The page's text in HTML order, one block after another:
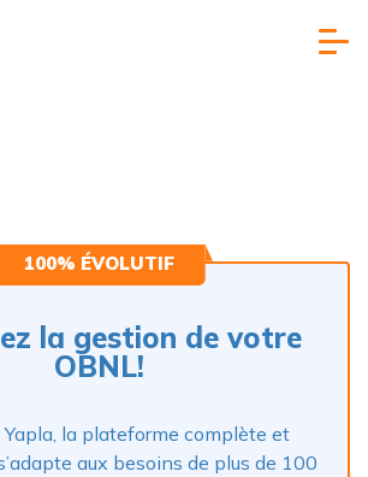
100% ÉVOLUTIF
la gestion de votre
OBNL!
Yapla, la plateforme complète et
aux besoins de plus de 100